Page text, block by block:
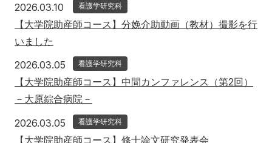
2026.03.10 2026年3月10日
看護学研究科
【大学院助産師コース】分娩介助動画（教材）撮影を行
いました
2026.03.05 2026年3月5日
看護学研究科
【大学院助産師コース】中間カンファレンス（第2回）
－大原綜合病院－
2026.03.05 2026年3月5日
看護学研究科
【大学院助産師コース】修士論文研究発表会